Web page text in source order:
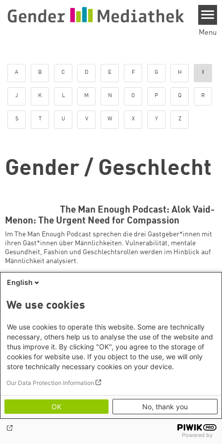
Menu
A B C D E F G H
J K L M N O P Q R
S U V W X Y Z
Gender / Geschlecht
The Man Enough Podcast: Alok Vaid-
Menon: The Urgent Need for Compassion
Im The Man Enough Podcast sprechen die drei Gastgeber*innen mit
ihren Gäst*innen über Männlichkeiten. Vulnerabilität, mentale
Gesundheit, Fashion und Geschlechtsrollen werden im Hinblick auf
Männlichkeit analysiert.
Footer menu
Kontakt
Impressum
Erklärung zur Barrierefreiheit
Image Credits
English
We use cookies
We use cookies to operate this website. Some are technically
necessary, others help us to analyse the use of the website and
thus improve it. By clicking "OK", you agree to the storage of
cookies for website use. If you object to the use, we will only
store technically necessary cookies on your device.
Our Data Protection Information
OK No, thank you
Powered by